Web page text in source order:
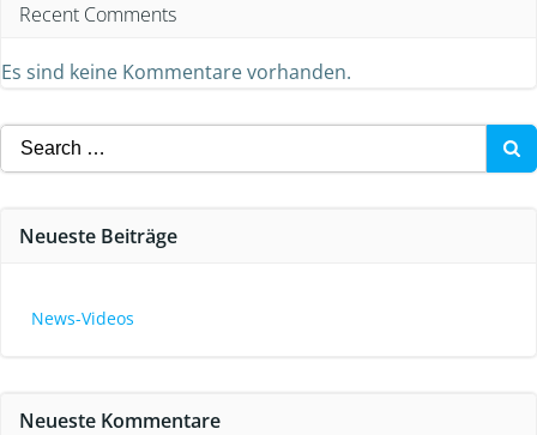
Recent Comments
Es sind keine Kommentare vorhanden.
Search
for:
Neueste Beiträge
News-Videos
Neueste Kommentare